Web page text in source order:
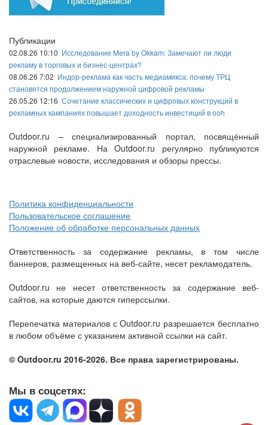
Публикации
02.08.26 10:10 Исследование Mera by Okkam: Замечают ли люди
рекламу в торговых и бизнес-центрах?
08.06.26 7:02 Индор-реклама как часть медиамикса: почему ТРЦ
становятся продолжением наружной цифровой рекламы
26.05.26 12:16 Сочетание классических и цифровых конструкций в
рекламных кампаниях повышает доходность инвестиций в ooh
Outdoor.ru – специализированный портал, посвящённый
наружной рекламе. На Outdoor.ru регулярно публикуются
отраслевые новости, исследования и обзоры прессы.
Политика конфиденциальности
Пользовательское соглашение
Положение об обработке персональных данных
Ответственность за содержание рекламы, в том числе
баннеров, размещенных на веб-сайте, несет рекламодатель.
Outdoor.ru не несет ответственность за содержание веб-
сайтов, на которые даются гиперссылки.
Перепечатка материалов с Outdoor.ru разрешается бесплатно
в любом объёме с указанием активной ссылки на сайт.
© Outdoor.ru 2016-2026. Все права зарегистрированы.
Мы в соцсетях: